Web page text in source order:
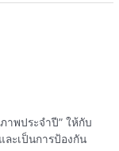
าพประจำปี” ให้กับ
ละเป็นการป้องกัน